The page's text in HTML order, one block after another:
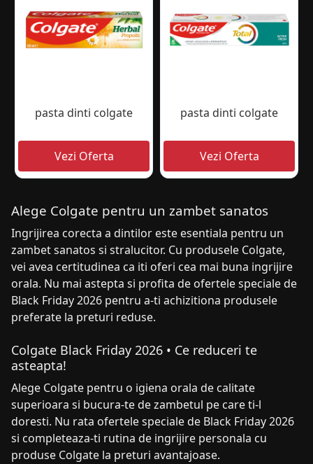
pasta dinti colgate pasta dinti colgate
Alege Colgate pentru un zambet sanatos
Ingrijirea corecta a dintilor este esentiala pentru un
zambet sanatos si stralucitor. Cu produsele Colgate,
vei avea certitudinea ca iti oferi cea mai buna ingrijire
orala. Nu mai astepta si profita de ofertele speciale de
Black Friday 2026 pentru a-ti achizitiona produsele
preferate la preturi reduse.
Colgate Black Friday 2026 • Ce reduceri te
asteapta!
Alege Colgate pentru o igiena orala de calitate
superioara si bucura-te de zambetul pe care ti-l
doresti. Nu rata ofertele speciale de Black Friday 2026
si completeaza-ti rutina de ingrijire personala cu
produse Colgate la preturi avantajoase.